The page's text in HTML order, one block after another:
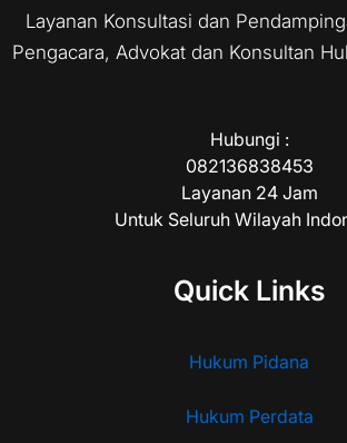
Layanan Konsultasi dan
Pengacara, Advokat dan Konsultan
Hubungi :
082136838453
Layanan 24 Jam
Untuk Seluruh Wilayah
Quick Links
Hukum Pidana
Hukum Perdata